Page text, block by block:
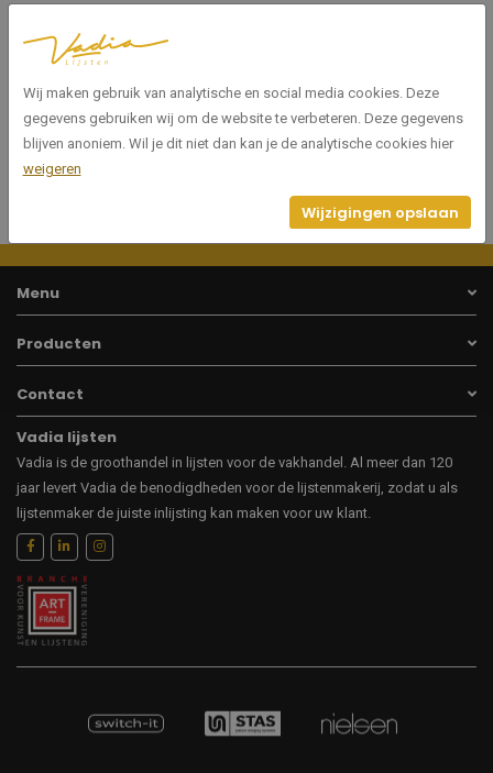
Specificaties
Artikelnummer 192090
Menu
Producten
Contact
Vadia lijsten
Vadia is de groothandel in lijsten voor de vakhandel. Al meer dan 120
jaar levert Vadia de benodigdheden voor de lijstenmakerij, zodat u als
lijstenmaker de juiste inlijsting kan maken voor uw klant.
Wij maken gebruik van analytische en social media cookies. Deze
gegevens gebruiken wij om de website te verbeteren. Deze gegevens
blijven anoniem. Wil je dit niet dan kan je de analytische cookies hier
weigeren
Wijzigingen opslaan